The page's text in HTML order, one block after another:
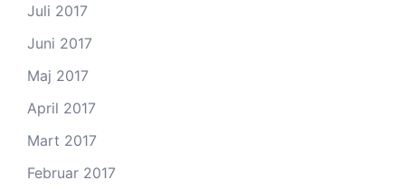
Juli 2017
Juni 2017
Maj 2017
April 2017
Mart 2017
Februar 2017